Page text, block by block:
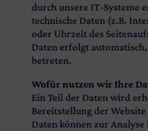
durch unsere IT-Systeme
technische Daten (z.B.
oder Uhrzeit des
Daten erfolgt
betreten.
Wofür nutzen wir Ihre
Ein Teil der Daten wird
Bereitstellung der
Daten können zur